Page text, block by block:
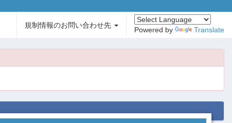
規制情報のお問い合わせ先
Powered by Translate